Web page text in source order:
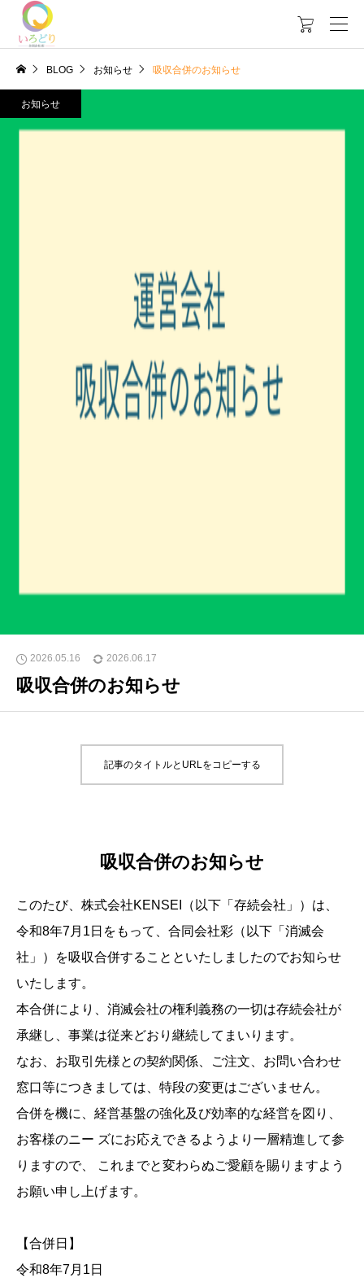

BLOG お知らせ 吸収合併のお知らせ
お知らせ
2026.05.16 2026.06.17
吸収合併のお知らせ
記事のタイトルとURLをコピーする
吸収合併のお知らせ
このたび、株式会社KENSEI（以下「存続会社」）は、
令和8年7月1日をもって、合同会社彩（以下「消滅会
社」）を吸収合併することといたしましたのでお知らせ
いたします。
本合併により、消滅会社の権利義務の一切は存続会社が
承継し、事業は従来どおり継続してまいります。
なお、お取引先様との契約関係、ご注文、お問い合わせ
窓口等につきましては、特段の変更はございません。
合併を機に、経営基盤の強化及び効率的な経営を図り、
お客様のニー ズにお応えできるようより一層精進して参
りますので、 これまでと変わらぬご愛顧を賜りますよう
お願い申し上げます。
【合併日】
令和8年7月1日